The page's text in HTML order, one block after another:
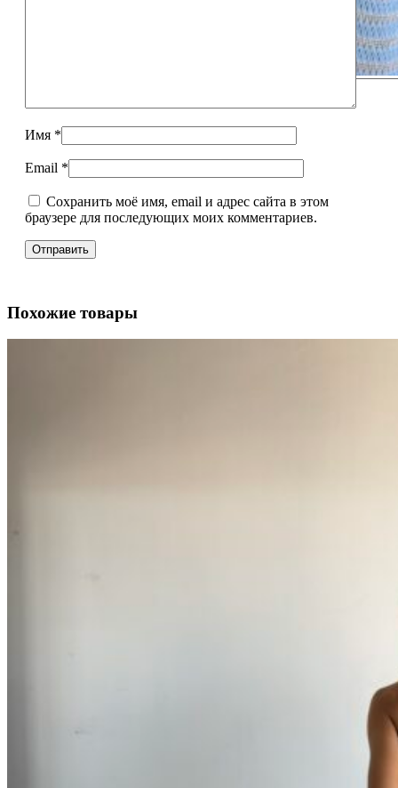
Имя *
Email *
Сохранить моё имя, email и адрес сайта в этом
браузере для последующих моих комментариев.
Похожие товары